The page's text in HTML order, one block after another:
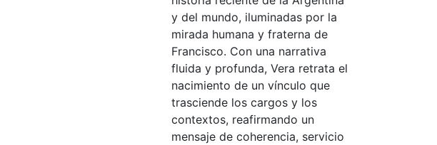
y del mundo, iluminadas por la
mirada humana y fraterna de
Francisco. Con una narrativa
fluida y profunda, Vera retrata el
nacimiento de un vínculo que
trasciende los cargos y los
contextos, reafirmando un
mensaje de coherencia, servicio